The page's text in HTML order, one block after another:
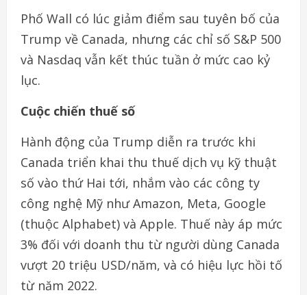
Phố Wall có lúc giảm điểm sau tuyên bố của
Trump về Canada, nhưng các chỉ số S&P 500
và Nasdaq vẫn kết thúc tuần ở mức cao kỷ
lục.
Cuộc chiến thuế số
Hành động của Trump diễn ra trước khi
Canada triển khai thu thuế dịch vụ kỹ thuật
số vào thứ Hai tới, nhắm vào các công ty
công nghệ Mỹ như Amazon, Meta, Google
(thuộc Alphabet) và Apple. Thuế này áp mức
3% đối với doanh thu từ người dùng Canada
vượt 20 triệu USD/năm, và có hiệu lực hồi tố
từ năm 2022.